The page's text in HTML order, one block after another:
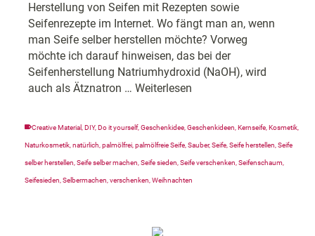
Herstellung von Seifen mit Rezepten sowie
Seifenrezepte im Internet. Wo fängt man an, wenn
man Seife selber herstellen möchte? Vorweg
möchte ich darauf hinweisen, das bei der
Seifenherstellung Natriumhydroxid (NaOH), wird
auch als Ätznatron … Weiterlesen
Creative Material DIY, Do it yourself, Geschenkidee Geschenkideen Kernseife Kosmetik
Naturkosmetik natürlich palmölfrei palmölfreie Seife Sauber,Seife Seife herstellen Seife
selber herstellen Seife selber machen Seife sieden Seife verschenken Seifenschaum
Seifesieden Selbermachen verschenken Weihnachten